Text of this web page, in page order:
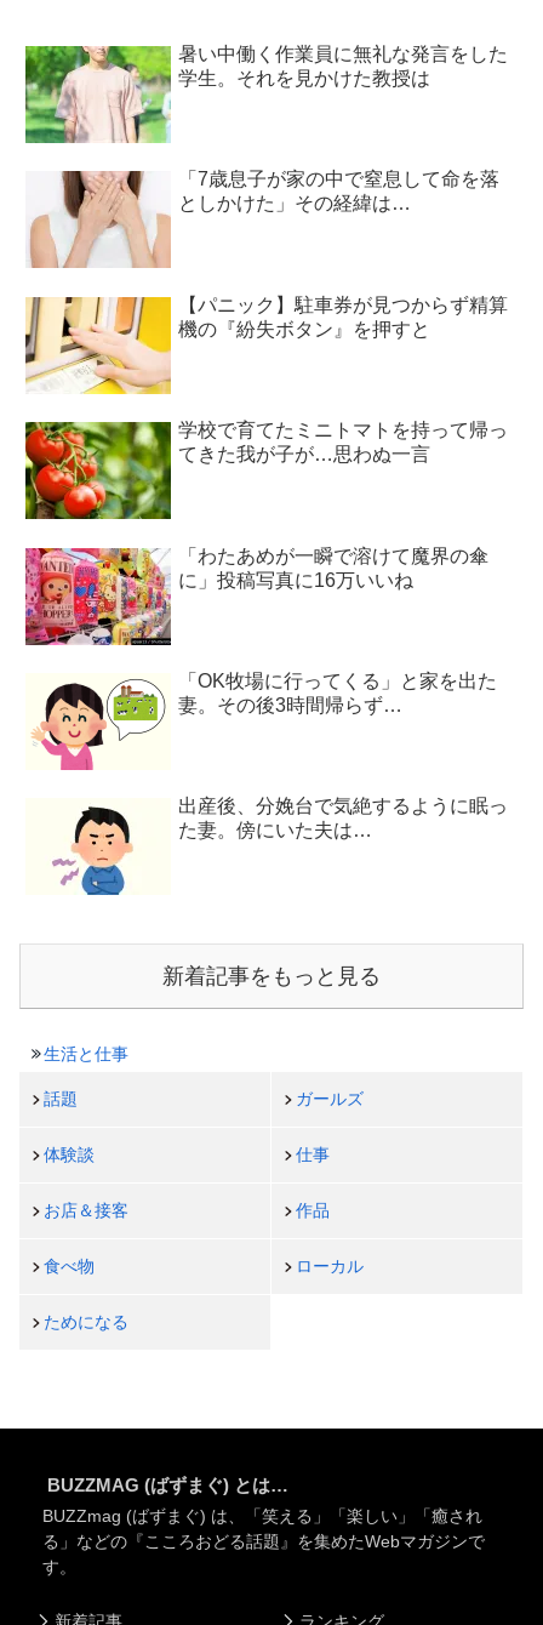
暑い中働く作業員に無礼な発言をした
学生。それを見かけた教授は
「7歳息子が家の中で窒息して命を落
としかけた」その経緯は…
【パニック】駐車券が見つからず精算
機の『紛失ボタン』を押すと
学校で育てたミニトマトを持って帰っ
てきた我が子が…思わぬ一言
「わたあめが一瞬で溶けて魔界の傘
に」投稿写真に16万いいね
「OK牧場に行ってくる」と家を出た
妻。その後3時間帰らず…
出産後、分娩台で気絶するように眠っ
た妻。傍にいた夫は…
新着記事をもっと見る
生活と仕事
話題 ガールズ
体験談 仕事
お店＆接客 作品
食べ物 ローカル
ためになる
BUZZMAG (ばずまぐ) とは…
BUZZmag (ばずまぐ) は、「笑える」「楽しい」「癒され
る」などの『こころおどる話題』を集めたWebマガジンで
す。
新着記事 ランキング